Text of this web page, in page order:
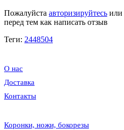
Пожалуйста авторизируйтесь или
перед тем как написать отзыв
Теги: 2448504
О нас
Доставка
Контакты
Коронки, ножи, бокорезы